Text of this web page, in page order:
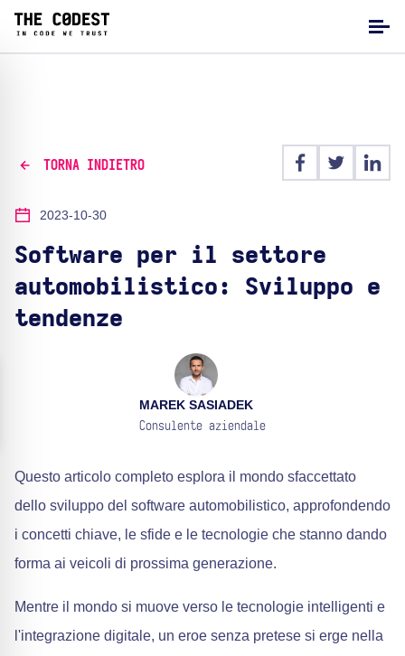
TORNA INDIETRO
2023-10-30
Software per il settore
automobilistico: Sviluppo e
tendenze
MAREK SASIADEK
Consulente aziendale
Questo articolo completo esplora il mondo sfaccettato
dello sviluppo del software automobilistico, approfondendo
i concetti chiave, le sfide e le tecnologie che stanno dando
forma ai veicoli di prossima generazione.
Mentre il mondo si muove verso le tecnologie intelligenti e
l'integrazione digitale, un eroe senza pretese si erge nella